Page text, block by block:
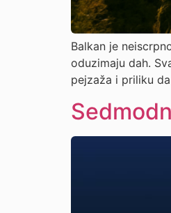
Balkan je
oduzimaju dah.
pejzaža i priliku